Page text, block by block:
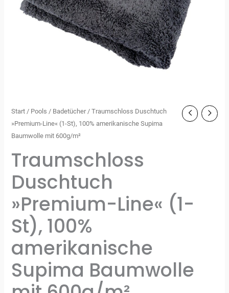
Start / Pools / Badetücher/ Traumschloss Duschtuch
»Premium-Line« (1-St), 100% amerikanische Supima
Baumwolle mit 600g/m²
Traumschloss
Duschtuch
»Premium-Line« (1-
St), 100%
amerikanische
Supima Baumwolle